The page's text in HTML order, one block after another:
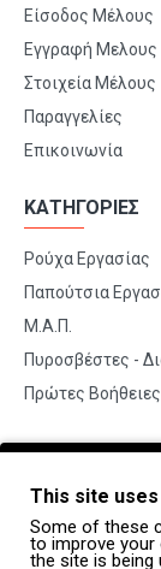
Είσοδος Μέλους
Εγγραφή Μελους
Στοιχεία Μέλους
Παραγγελίες
Επικοινωνία
ΚΑΤΗΓΟΡΙΕΣ
Ρούχα Εργασίας
Παπούτσια
Μ.Α.Π.
Πυροσβέστες -
Πρώτες Βοήθειες
BRANDS
Payper
Dike
This site
Some of these
to improve your
the site is being